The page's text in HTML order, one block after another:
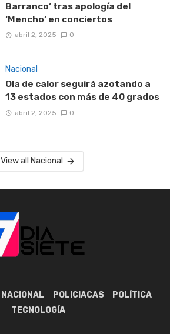
Barranco’ tras apología del
‘Mencho’ en conciertos
abril 2, 2025 0
Nacional
Ola de calor seguirá azotando a
13 estados con más de 40 grados
abril 2, 2025 0
View all Nacional
NACIONAL POLICIACAS
POLÍTICA
TECNOLOGÍA